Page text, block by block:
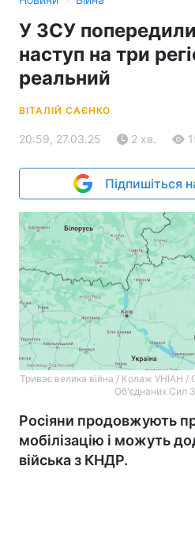
У ЗСУ
наступ на три
реальний
ВІТАЛІЙ САЄНКО
20:59, 27.03.25 2 хв.
Підпишіться
Триває велика війна / Колаж УНІАН
Об'єднаних Сил
Росіяни продовжують
мобілізацію і можуть
війська з КНДР.